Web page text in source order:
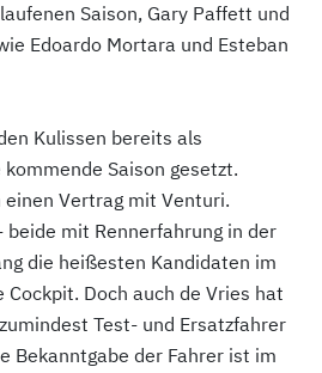
Saison, Gary Paffett und
Edoardo Mortara und Esteban
Kulissen bereits als
Saison gesetzt.
Vertrag mit Venturi.
mit Rennerfahrung in der
die heißesten Kandidaten im
Cockpit. Doch auch de Vries hat
Test- und Ersatzfahrer
Bekanntgabe der Fahrer ist im